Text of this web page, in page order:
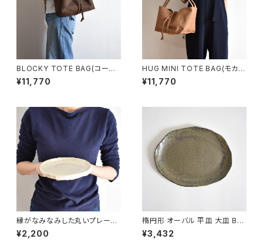
BLOCKY TOTE BAG(コーヒ
ー/ブラウン)
¥11,770
HUG MINI TOTE BAG(モカ/
ブラウン)
¥11,770
縁がなみなみした丸いプレート
中皿(白/光沢/点模様/白御影土)
¥2,200
楕円形 オーバル 平皿 大皿 BS
P088
¥3,432